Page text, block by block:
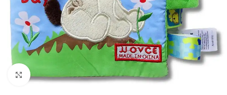
Click to enlarge